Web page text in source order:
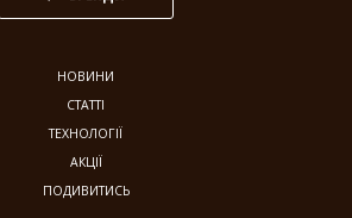
НОВИНИ
СТАТТІ
ТЕХНОЛОГІЇ
АКЦІЇ
ПОДИВИТИСЬ